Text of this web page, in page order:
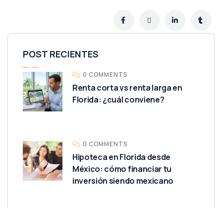
POST RECIENTES
0 COMMENTS
Renta corta vs renta larga en
Florida: ¿cuál conviene?
0 COMMENTS
Hipoteca en Florida desde
México: cómo financiar tu
inversión siendo mexicano